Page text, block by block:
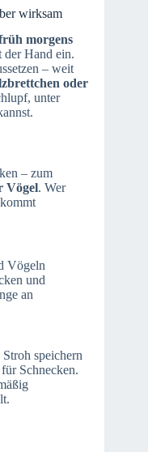
wirksam
morgens
der Hand ein.
– weit
oder
unter
– zum
Vögel. Wer
Vögeln
und
an
speichern
Schnecken.